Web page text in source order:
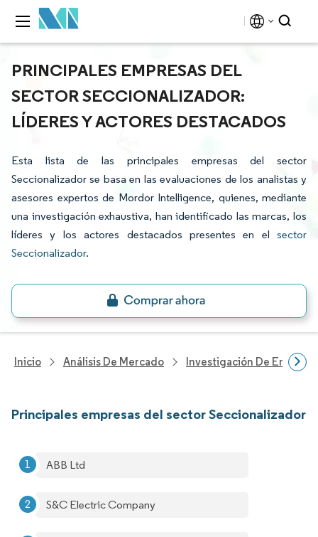
PRINCIPALES EMPRESAS DEL
SECTOR SECCIONALIZADOR:
LÍDERES Y ACTORES DESTACADOS
Esta lista de las principales empresas del sector
Seccionalizador se basa en las evaluaciones de los analistas y
asesores expertos de Mordor Intelligence, quienes, mediante
una investigación exhaustiva, han identificado las marcas, los
líderes y los actores destacados presentes en el sector
Seccionalizador.
Inicio Análisis De Mercado Investigación De Energía
Principales empresas del sector Seccionalizador
ABB Ltd
S&C Electric Company